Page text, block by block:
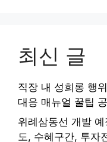
최신 글
직장 내 성희롱 행
대응 매뉴얼 꿀팁
위례삼동선 개발
도, 수혜구간, 투자